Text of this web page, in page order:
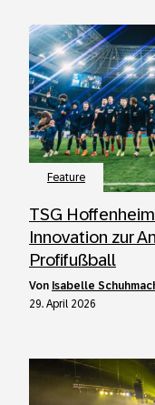
Feature
TSG
Innovation zur
Profifußball
von Isabelle
29. April 2026